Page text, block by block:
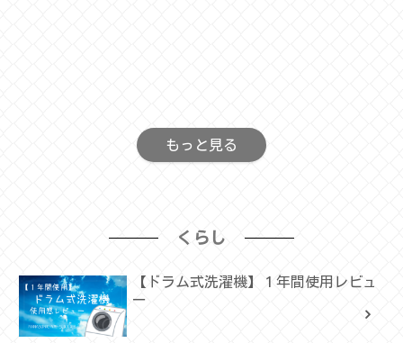
もっと見る
くらし
【ドラム式洗濯機】１年間使用レビュ
ー